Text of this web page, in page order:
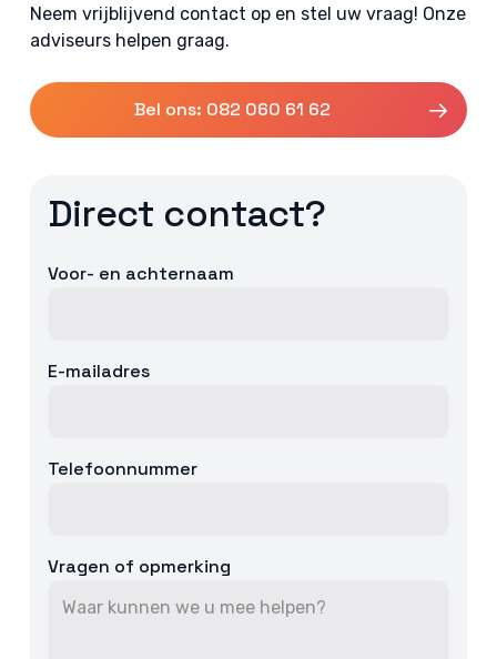
Neem vrijblijvend contact op en stel uw vraag! Onze
adviseurs helpen graag.
Bel ons: 082 060 61 62
Direct contact?
Voor- en achternaam
E-mailadres
Telefoonnummer
Vragen of opmerking